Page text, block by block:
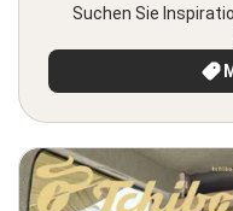
Suchen Sie